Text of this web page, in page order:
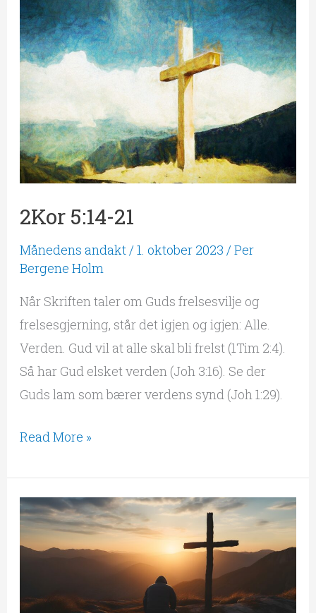
2Kor 5:14-21
Månedens andakt/1. oktober 2023 /Per
Bergene Holm
Når Skriften taler om Guds frelsesvilje og
frelsesgjerning, står det igjen og igjen: Alle.
Verden. Gud vil at alle skal bli frelst (1Tim 2:4).
Så har Gud elsket verden (Joh 3:16). Se der
Guds lam som bærer verdens synd (Joh 1:29).
2Kor
5:14-
21
Read More »
Død
og
oppstått
Jesus